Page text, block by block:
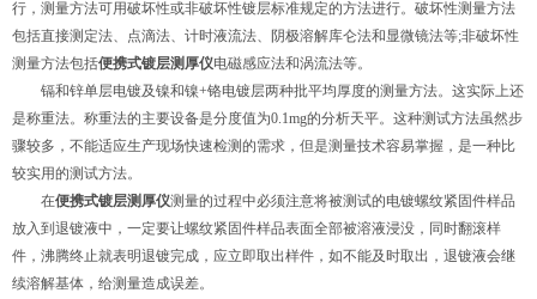
行，测量方法可用破坏性或非破坏性镀层标准规定的方法进行。破坏性测量方法
包括直接测定法、点滴法、计时液流法、阴极溶解库仑法和显微镜法等;非破坏性
测量方法包括便携式镀层测厚仪电磁感应法和涡流法等。
镉和锌单层电镀及镍和镍+铬电镀层两种批平均厚度的测量方法。这实际上还
是称重法。称重法的主要设备是分度值为0.1mg的分析天平。这种测试方法虽然步
骤较多，不能适应生产现场快速检测的需求，但是测量技术容易掌握，是一种比
较实用的测试方法。
在便携式镀层测厚仪测量的过程中必须注意将被测试的电镀螺纹紧固件样品
放入到退镀液中，一定要让螺纹紧固件样品表面全部被溶液浸没，同时翻滚样
件，沸腾终止就表明退镀完成，应立即取出样件，如不能及时取出，退镀液会继
续溶解基体，给测量造成误差。